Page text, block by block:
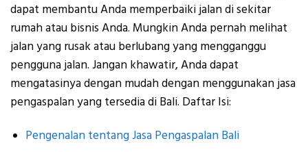
dapat membantu Anda memperbaiki jalan di sekitar
rumah atau bisnis Anda. Mungkin Anda pernah melihat
jalan yang rusak atau berlubang yang mengganggu
pengguna jalan. Jangan khawatir, Anda dapat
mengatasinya dengan mudah dengan menggunakan jasa
pengaspalan yang tersedia di Bali. Daftar Isi:
Pengenalan tentang Jasa Pengaspalan Bali